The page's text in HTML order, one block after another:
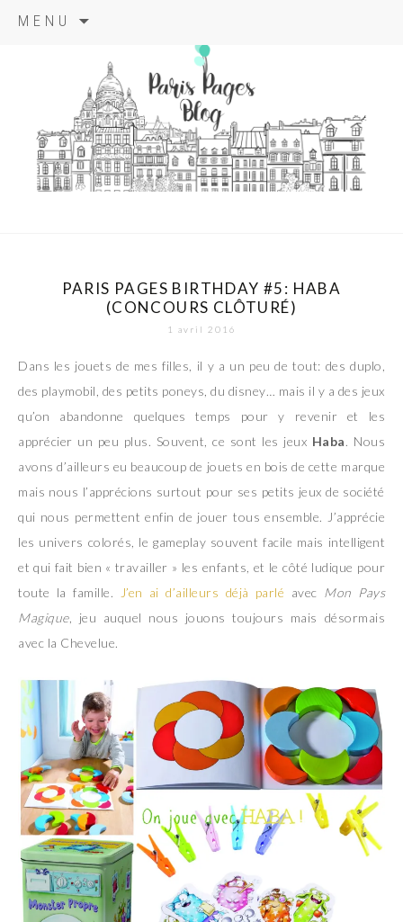
MENU
principal
paris pages
blog
PARIS PAGES BIRTHDAY #5: HABA
(CONCOURS CLÔTURÉ)
1 avril 2016
Dans les jouets de mes filles, il y a un peu de tout: des duplo,
des playmobil, des petits poneys, du disney… mais il y a des jeux
qu’on abandonne quelques temps pour y revenir et les
apprécier un peu plus. Souvent, ce sont les jeux Haba. Nous
avons d’ailleurs eu beaucoup de jouets en bois de cette marque
mais nous l’apprécions surtout pour ses petits jeux de société
qui nous permettent enfin de jouer tous ensemble. J’apprécie
les univers colorés, le gameplay souvent facile mais intelligent
et qui fait bien « travailler » les enfants, et le côté ludique pour
toute la famille.
J’en ai d’ailleurs déjà parlé avec Mon Pays
Magique, jeu auquel nous jouons toujours mais désormais
avec la Chevelue.